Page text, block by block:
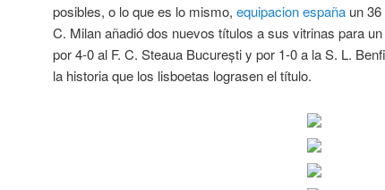
posibles, o lo que es lo mismo, equipacion españaun 36
C. Milan añadió dos nuevos títulos a sus vitrinas para
por 4-0 al F. C. Steaua București y por 1-0 a la S. L.
la historia que los lisboetas lograsen el título.